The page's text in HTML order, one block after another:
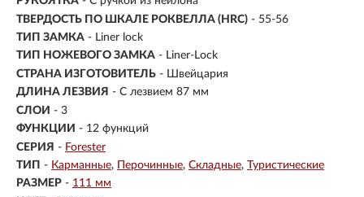
ТВЕРДОСТЬ ПО ШКАЛЕ РОКВЕЛЛА (HRC) - 55-56
ТИП ЗАМКА - Liner lock
ТИП НОЖЕВОГО ЗАМКА - Liner-Lock
СТРАНА ИЗГОТОВИТЕЛЬ - Швейцария
ДЛИНА ЛЕЗВИЯ - С лезвием 87 мм
СЛОИ - 3
ФУНКЦИИ - 12 функций
СЕРИЯ - Forester
ТИП - Карманные Перочинные Складные Туристические
РАЗМЕР - 111 мм